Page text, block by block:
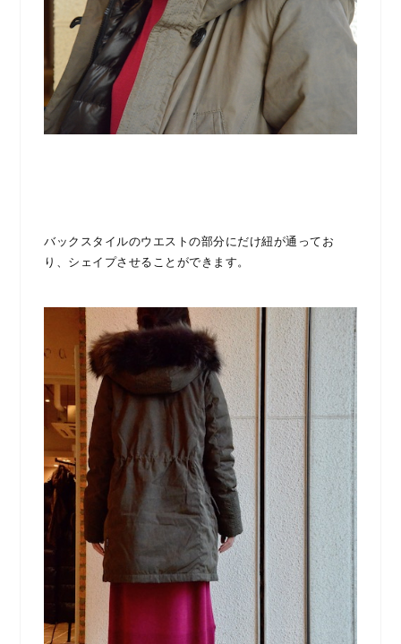
バックスタイルのウエストの部分にだけ紐が通ってお
り、シェイプさせることができます。